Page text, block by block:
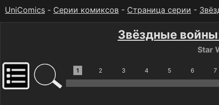
UniComics - Серии комиксов - Страница серии -
Звёздные
Star
1 2 3 4 5 6 7